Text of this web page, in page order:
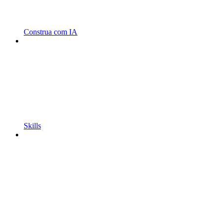
Construa com IA
Skills